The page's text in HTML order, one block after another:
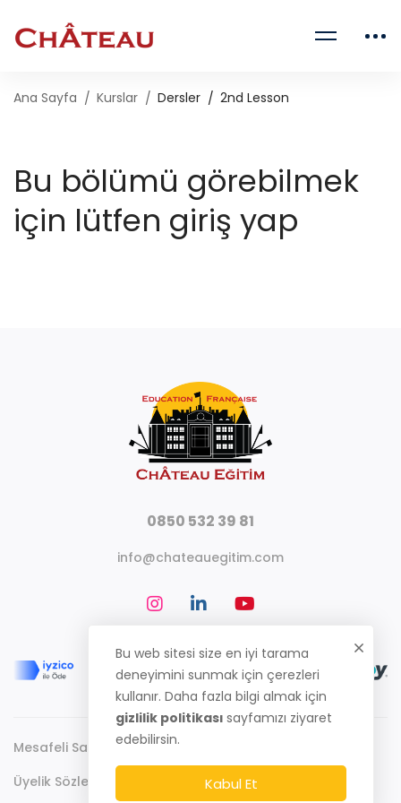
Ana Sayfa Kurslar Dersler 2nd Lesson
Bu bölümü görebilmek
için lütfen giriş yap
0850 532 39 81
info@chateauegitim.com
Mesafeli Satış Sözleşmesi
Üyelik Sözleşmesi
Bu web sitesi size en iyi tarama
deneyimini sunmak için çerezleri
kullanır. Daha fazla bilgi almak için
gizlilik politikası sayfamızı ziyaret
edebilirsin.
Kabul Et